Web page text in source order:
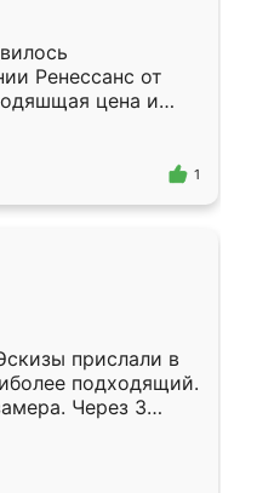
Ренессанс от
цена и
Приехавший
самый
1
прислали в
подходящий.
Через 3
Остались
Ренессанс